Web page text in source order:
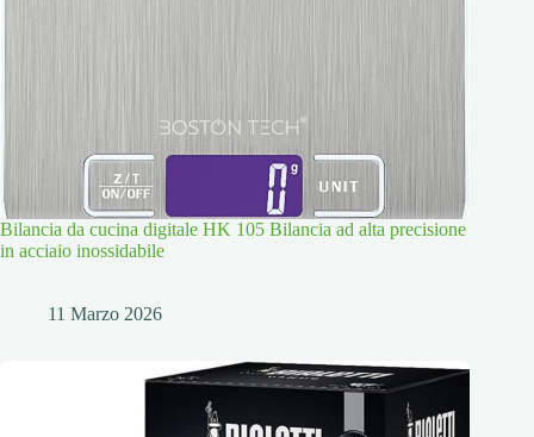
Bilancia da cucina digitale HK 105 Bilancia ad alta precisione
in acciaio inossidabile
11 Marzo 2026